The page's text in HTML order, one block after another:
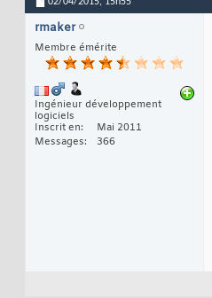
rmaker
Membre émérite
Ingénieur développement
logiciels
Inscrit en
Mai 2011
Messages
366